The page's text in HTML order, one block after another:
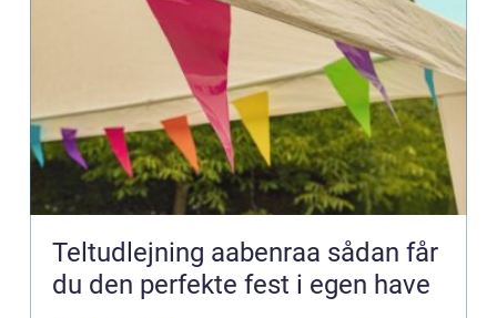
Teltudlejning aabenraa sådan får
du den perfekte fest i egen have